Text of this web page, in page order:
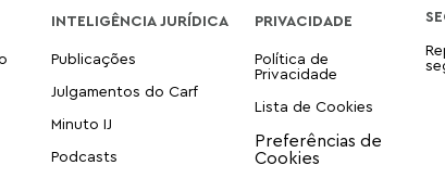
INTELIGÊNCIA JURÍDICA
Publicações
Julgamentos do Carf
Minuto IJ
Podcasts
PRIVACIDADE
Política de
Privacidade
Lista de Cookies